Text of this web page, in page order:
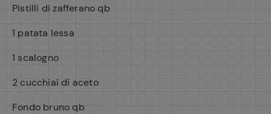
Pistilli di zafferano qb
1 patata lessa
1 scalogno
2 cucchiai di aceto
Fondo bruno qb